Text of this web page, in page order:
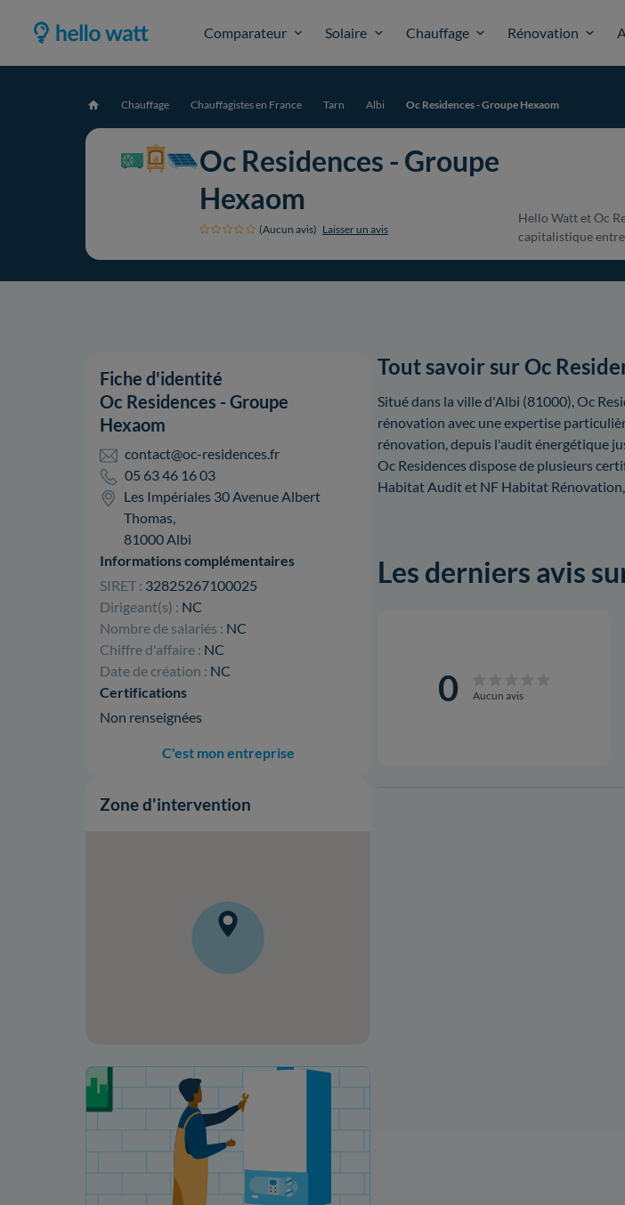
Comparateur Solaire Chauffage Rénovation
Accueil Chauffage Chauffagistes en France Tarn Albi Oc Residences - Groupe Hexaom
Oc Residences - Groupe
Hexaom
(Aucun avis) Laisser un avis
Hello Watt et Oc
capitalistique entre
Fiche d'identité
Oc Residences - Groupe
Hexaom
contact@oc-residences.fr
05 63 46 16 03
Les Impériales 30 Avenue Albert
Thomas,
81000 Albi
Informations complémentaires
SIRET : 32825267100025
Dirigeant(s) : NC
Nombre de salariés : NC
Chiffre d'affaire : NC
Date de création : NC
Certifications
Non renseignées
C'est mon entreprise
Zone d'intervention
Votre projet de rénovation
Tout savoir sur Oc
Situé dans la ville d'Albi (81000), Oc
rénovation avec une expertise
rénovation, depuis l'audit énergétique
Oc Residences dispose de plusieurs
Habitat Audit et NF Habitat
Les derniers avis
0 Aucun avis